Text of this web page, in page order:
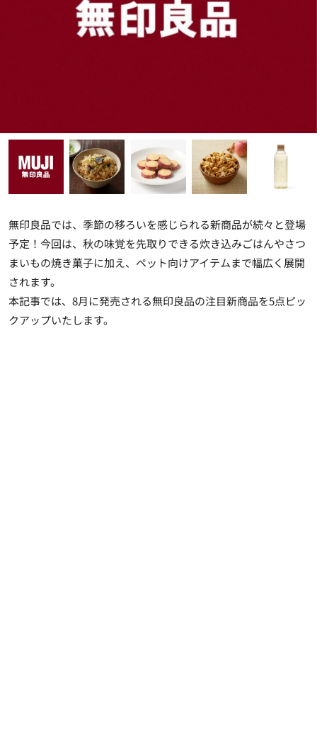
無印良品では、季節の移ろいを感じられる新商品が続々と登場
予定！今回は、秋の味覚を先取りできる炊き込みごはんやさつ
まいもの焼き菓子に加え、ペット向けアイテムまで幅広く展開
されます。
本記事では、 8月に発売される無印良品の注目新商品を5点ピッ
クアップいたします。